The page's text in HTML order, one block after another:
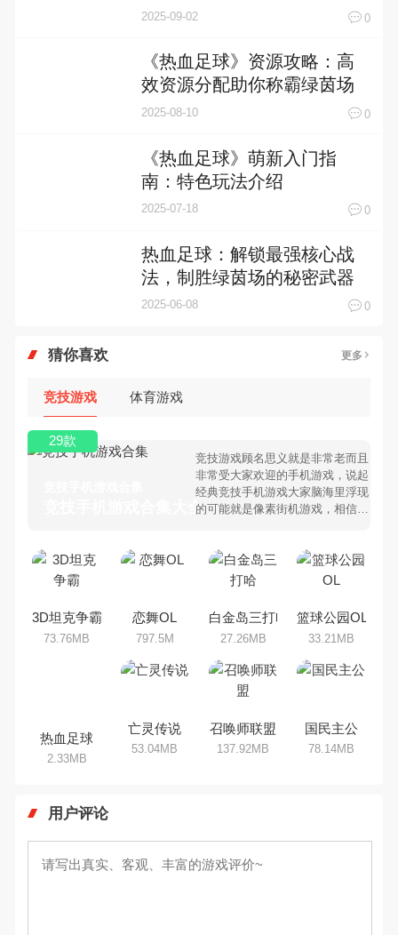
2025-09-02 0
《热血足球》资源攻略：高
效资源分配助你称霸绿茵场
2025-08-10 0
《热血足球》萌新入门指
南：特色玩法介绍
2025-07-18 0
热血足球：解锁最强核心战
法，制胜绿茵场的秘密武器
2025-06-08 0
猜你喜欢 更多
竞技游戏 体育游戏
竞技手机游戏合集大全 >
竞技游戏顾名思义就是非常老而且
非常受大家欢迎的手机游戏，说起
经典竞技手机游戏大家脑海里浮现
的可能就是像素街机游戏，相信很
技手机游戏有哪些呢？游戏今天，
乐途下载站小编芒果味的怪咖给大
集，欢迎大家前来选择下载体验
29款
3D坦克争霸
73.76MB
恋舞OL
797.5M
白金岛三打哈
27.26MB
篮球公园OL
33.21MB
热血足球
2.33MB
亡灵传说
53.04MB
召唤师联盟
137.92MB
国民主公
78.14MB
用户评论